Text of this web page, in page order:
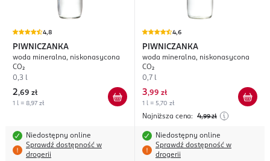
4,8
PIWNICZANKA
woda mineralna, niskonasycona
CO₂
0,3 l
2,69 zł
1 l = 8,97 zł
Niedostępny online
Sprawdź dostępność w
drogerii
4,6
PIWNICZANKA
woda mineralna, niskonasycona
CO₂
0,7 l
3,99 zł
1 l = 5,70 zł
Najniższa cena: 4,99 zł
Niedostępny online
Sprawdź dostępność w
drogerii